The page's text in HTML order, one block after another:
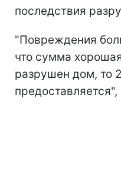
последствия
"Повреждения
что сумма
разрушен дом, то